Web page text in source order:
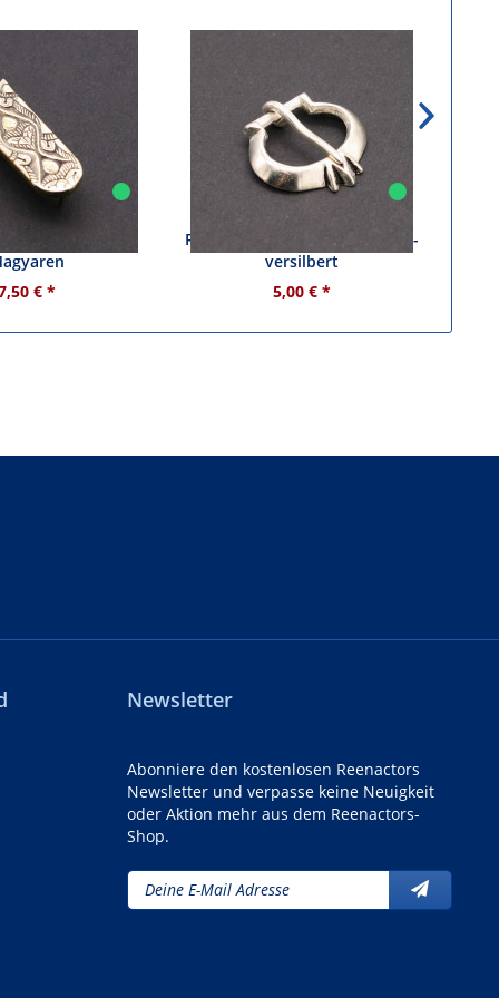
€ *
Riemenschnalle Rus-Wikinger -
versilbert
5,00 € *
Newsletter
Abonniere den kostenlosen Reenactors
Newsletter und verpasse keine Neuigkeit
oder Aktion mehr aus dem Reenactors-
Shop.